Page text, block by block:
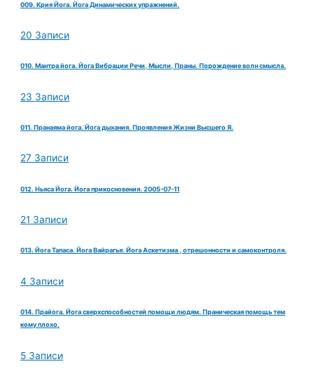
009. Крия Йога. Йога Динамических упражнений.
20 Записи
010. Мантра йога. Йога Вибрации Речи, Мысли, Праны. Порождение волн смысла.
23 Записи
011. Пранаяма йога. Йога дыхания. Проявления Жизни Высшего Я.
27 Записи
012. Ньяса Йога. Йога прикосновения. 2005-07-11
21 Записи
013. Йога Тапаса. Йога Вайрагья. Йога Аскетизма , отрешонности и самоконтроля.
4 Записи
014. Прайога. Йога сверхспособностей помощи людям. Праническая помощь тем
кому плохо.
5 Записи